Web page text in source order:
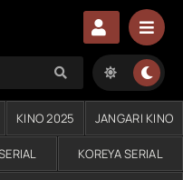
KINO 2025 JANGARI KINO
KOREYA SERIAL